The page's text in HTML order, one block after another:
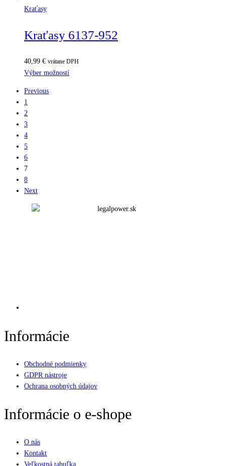
Kraťasy
Kraťasy 6137-952
40,99 € vrátane DPH
Výber možností
Previous
1
2
3
4
5
6
7
8
Next
Informácie
Obchodné podmienky
GDPR nástroje
Ochrana osobných údajov
Informácie o e-shope
O nás
Kontakt
Veľkostná tabuľka